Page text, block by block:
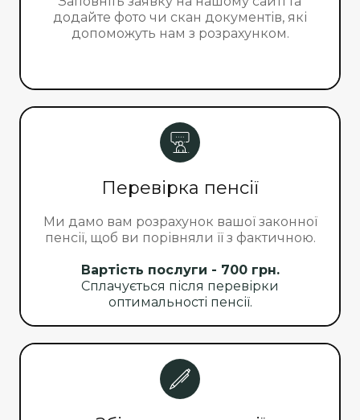
додайте фото чи скан документів, які
допоможуть нам з розрахунком.
Перевірка пенсії
Ми дамо вам розрахунок вашої законної
пенсії, щоб ви порівняли її з фактичною.
Вартість послуги - 700 грн.
Сплачується після перевірки
оптимальності пенсії.